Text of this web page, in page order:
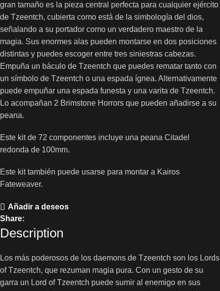
gran tamaño es la pieza central perfecta para cualquier ejército
de Tzeentch, cubierta como está de la simbología del dios,
señalando a su portador como un verdadero maestro de la
magia. Sus enormes alas pueden montarse en dos posiciones
distintas y puedes escoger entre tres siniestras cabezas.
Empuña un báculo de Tzeentch que puedes rematar tanto con
un símbolo de Tzeentch o una espada ígnea. Alternativamente
puede empuñar una espada funesta y una varita de Tzeentch.
Lo acompañan 2 Brimstone Horrors que pueden añadirse a su
peana.
Este kit de 72 componentes incluye una peana Citadel
redonda de 100mm.
Este kit también puede usarse para montar a Kairos
Fateweaver.
Añadir a deseos
Share:
Description
Los más poderosos de los daemons de Tzeentch son los Lords
of Tzeentch, que rezuman magia pura. Con un gesto de su
garra un Lord of Tzeentch puede sumir al enemigo en sus